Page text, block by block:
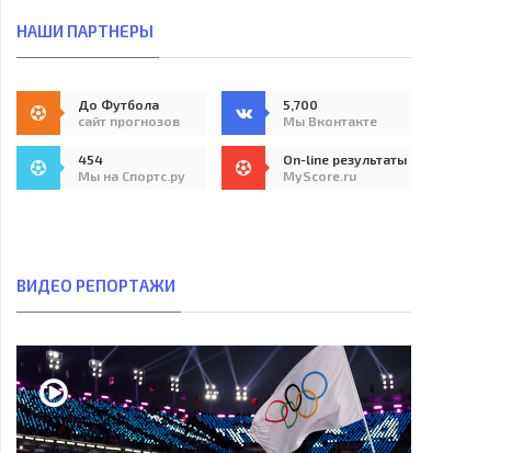
НАШИ ПАРТНЕРЫ
До Футбола
сайт прогнозов
5,700
Мы Вконтакте
454
Мы на Спортс.ру
On-line результаты
MyScore.ru
ВИДЕО РЕПОРТАЖИ